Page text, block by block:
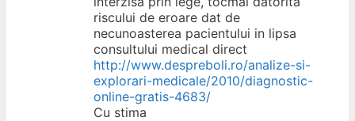
riscului de eroare dat de
necunoasterea pacientului in lipsa
consultului medical direct
http://www.despreboli.ro/analize-si-
explorari-medicale/2010/diagnostic-
online-gratis-4683/
Cu stima